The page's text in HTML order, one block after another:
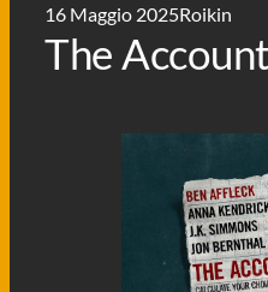
16 Maggio 2025Roikin
The